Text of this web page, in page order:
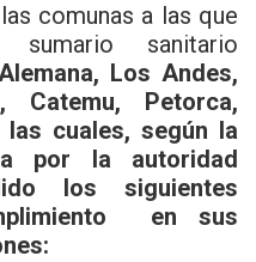
comunas a las que
sanitario
Los Andes,
Catemu, Petorca,
cuales, según la
por la autoridad
los siguientes
en sus